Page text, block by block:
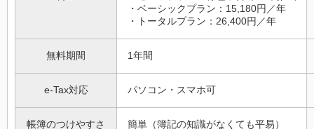
・ベーシックプラン：15,180円／年
・トータルプラン：26,400円／年
無料期間 1年間
e-Tax対応 パソコン・スマホ可
帳簿のつけやすさ 簡単（簿記の知識がなくても平易）